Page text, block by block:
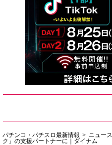
パチンコ・パチスロ最新情報 ニュース
ク」の支援パートナーに｜ダイナム